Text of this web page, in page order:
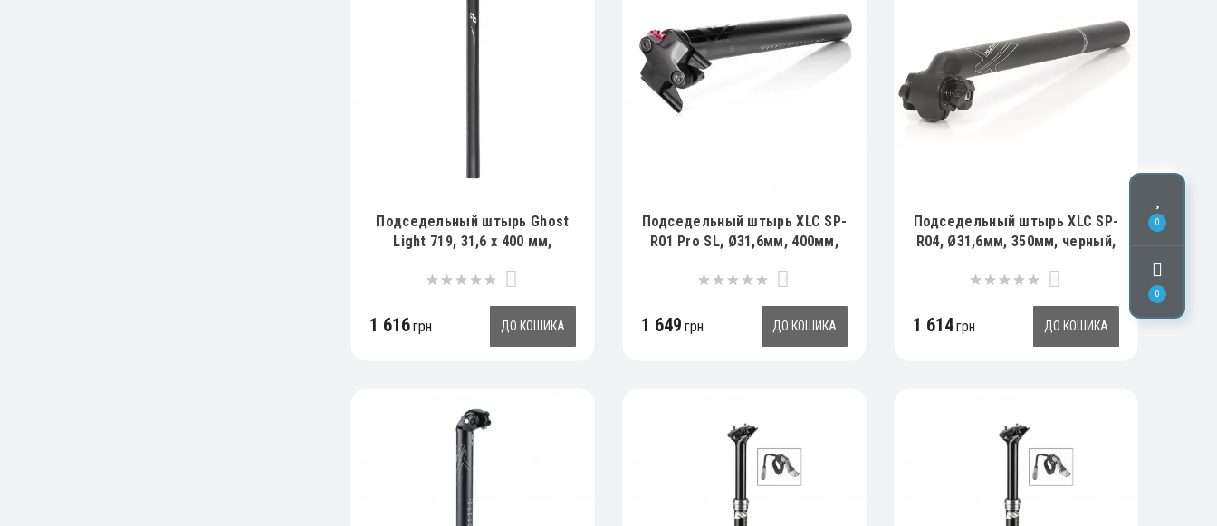
0
0
Подседельный штырь Ghost
Light 719, 31,6 х 400 мм,
1 616грн ДО КОШИКА
Подседельный штырь XLC SP-
R01 Pro SL, Ø31,6мм, 400мм,
1 649 грн ДО КОШИКА
Подседельный штырь XLC SP-
R04, Ø31,6мм, 350мм, черный,
1 614грн ДО КОШИКА